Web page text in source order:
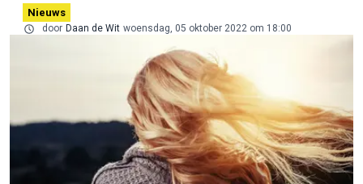
Nieuws
door Daan de Wit woensdag, 05 oktober 2022 om 18:00